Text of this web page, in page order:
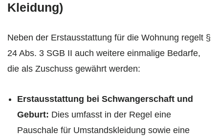
Kleidung)
Neben der Erstausstattung für die Wohnung regelt §
24 Abs. 3 SGB II auch weitere einmalige Bedarfe,
die als Zuschuss gewährt werden:
Erstausstattung bei Schwangerschaft und
Geburt: Dies umfasst in der Regel eine
Pauschale für Umstandskleidung sowie eine